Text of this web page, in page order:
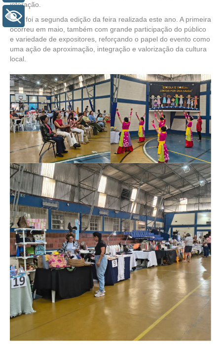
interação.
Esta foi a segunda edição da feira realizada este ano. A primeira
ocorreu em maio, também com grande participação do público
e variedade de expositores, reforçando o papel do evento como
uma ação de aproximação, integração e valorização da cultura
local.
+ Acessibilidade